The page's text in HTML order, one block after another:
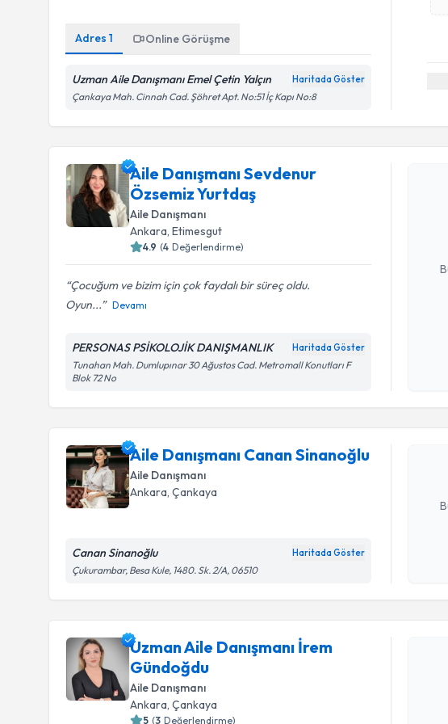
Adres1 Online Görüşme
Uzman Aile Danışmanı Emel Çetin Yalçın Haritada Göster
Çankaya Mah. Cinnah Cad. Şöhret Apt. No:51 İç Kapı No:8
Aile Danışmanı Sevdenur
Özsemiz Yurtdaş
Aile Danışmanı
Ankara, Etimesgut
4.9 (4 Değerlendirme)
Çocuğum ve bizim için çok faydalı bir süreç oldu.
Oyun...
Devamı
PERSONAS PSİKOLOJİK DANIŞMANLIK Haritada Göster
Tunahan Mah. Dumlupınar 30 Ağustos Cad. Metromall Konutları F
Blok 72 No
Randevu
Aile Danışmanı Canan Sinanoğlu
Aile Danışmanı
Ankara, Çankaya
Canan Sinanoğlu Haritada Göster
Çukurambar, Besa Kule, 1480. Sk. 2/A, 06510
Uzman Aile Danışmanı İrem
Gündoğdu
Aile Danışmanı
Ankara, Çankaya
5 (3 Değerlendirme)
Randevu